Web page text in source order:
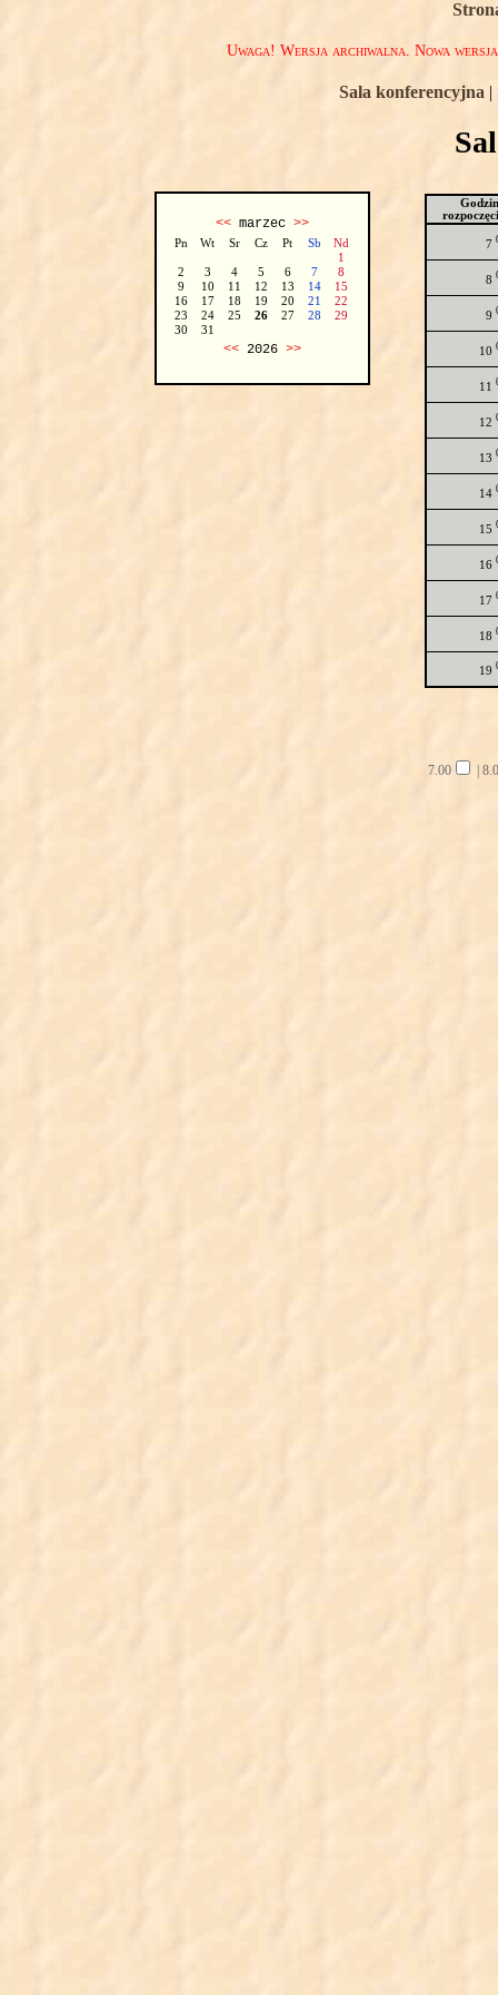
Uwaga! Wersja archiwalna. Nowa
Sala konferencyjna |
<<marzec >>
Pn Wt Sr Cz Pt Sb
Nd
1
2
3 4 5 6 7
8
9
10 11 12 13 14
15
16
17 18 19 20 21
22
23
24 25 26 27 28
29
30
31
<<2026 >>
7
8
9
10
11
12
13
14
15
16
17
18
19
7.00